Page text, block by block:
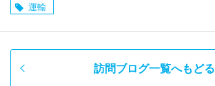
運輸
訪問ブログ一覧へもどる